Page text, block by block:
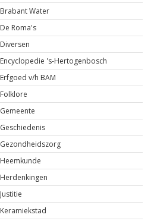
Brabant Water
De Roma's
Diversen
Encyclopedie 's-Hertogenbosch
Erfgoed v/h BAM
Folklore
Gemeente
Geschiedenis
Gezondheidszorg
Heemkunde
Herdenkingen
Justitie
Keramiekstad